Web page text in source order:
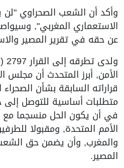
وأكد أن الشعب الصحراوي "لن
الاستعماري المغربي",
عن حقه في تقرير المصير
الأمن, أبرز المتحدث أن مجلس
قراراته السابقة بشأن
متطلبات أساسية للتوصل إلى
في أن يكون الحل منسجما
الأمم المتحدة, ومقبولا
والمغرب, وأن يضمن حق
المصير.